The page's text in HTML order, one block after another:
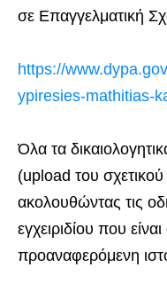
σε Επαγγελματική
https://
ypiresies-mathitias-
Όλα τα
(upload του
ακολουθώντας τις
εγχειριδίου που
προαναφερόμενη